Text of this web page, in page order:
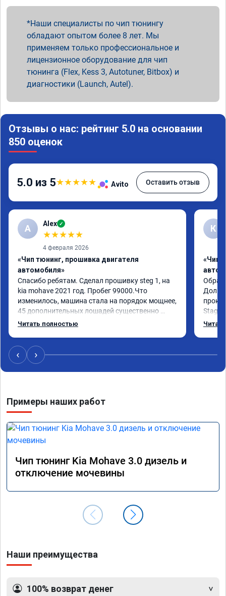
Наши специалисты по чип тюнингу
обладают опытом более 8 лет. Мы
применяем только профессиональное и
лицензионное оборудование для чип
тюнинга (Flex, Kess 3, Autotuner, Bitbox) и
диагностики (Launch, Autel).
Отзывы о нас: рейтинг 5.0 на основании
850 оценок
5.0 из 5★★★★★ Avito Оставить отзыв
A Alex ✓
★★★★★
4 февраля 2026
«Чип тюнинг, прошивка двигателя
автомобиля»
Спасибо ребятам. Сделал прошивку steg 1, на
kia mohave 2021 год. Пробег 99000.Что
изменилось, машина стала на порядок мощнее,
45 дополнительных лошадей существенно
чувствуется и соответственно крутящего
12-12.5. Коробка перестала подпинывать при
наборе скорости. Педаль газа более
отзывчевее. В целом, я очень доволен.!
Читать полностью
К
«Чип
Долго
Stage
с
‹ ›
Примеры наших работ
Чип тюнинг Kia Mohave 3.0 дизель и
отключение мочевины
Наши преимущества
100% возврат денег